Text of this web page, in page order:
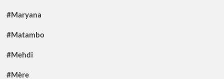
#Maryana
#Matambo
#Mehdi
#Mère